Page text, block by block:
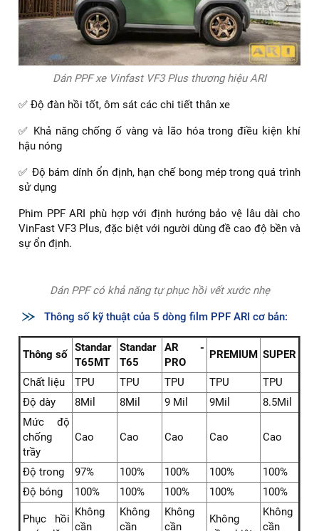
Dán PPF xe Vinfast VF3 Plus thương hiệu ARI
✅ Độ đàn hồi tốt, ôm sát các chi tiết thân xe
✅ Khả năng chống ố vàng và lão hóa trong điều kiện khí
hậu nóng
✅ Độ bám dính ổn định, hạn chế bong mép trong quá trình
sử dụng
Phim PPF ARI phù hợp với định hướng bảo vệ lâu dài cho
VinFast VF3 Plus, đặc biệt với người dùng đề cao độ bền và
sự ổn định.
Dán PPF có khả năng tự phục hồi vết xước nhẹ
Thông số kỹ thuật của 5 dòng film PPF ARI cơ bản:
Thông số
Standar
Standar
AR -
PREMIUM SUPER